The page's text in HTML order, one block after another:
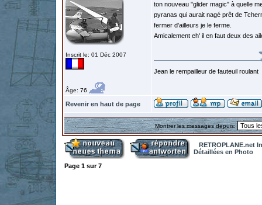
Inscrit le: 01 Déc 2007
Âge: 76
ton nouveau "glider magic" à quelle
pyranas qui aurait nagé prêt de
fermer d’ailleurs je le ferme.
Amicalement eh' il en faut deux des
Jean le rempailleur de fauteuil roulant
Revenir en haut de page
Montrer les messages depuis:
RETROPLANE.net
Détaillées en Photo
Page 1 sur7